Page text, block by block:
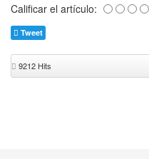
Calificar el artículo:
Tweet
9212 Hits